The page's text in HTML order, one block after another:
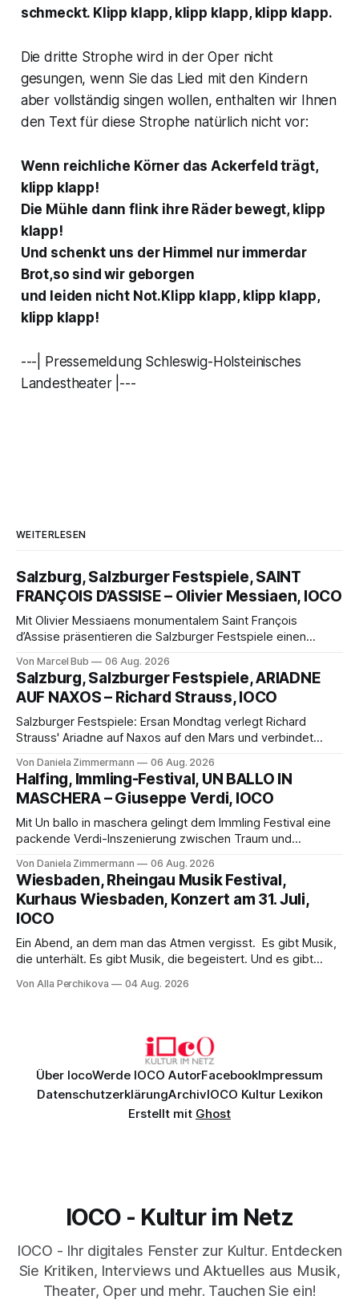
schmeckt. Klipp klapp, klipp klapp, klipp klapp.
Die dritte Strophe wird in der Oper nicht
gesungen, wenn Sie das Lied mit den Kindern
aber vollständig singen wollen, enthalten wir Ihnen
den Text für diese Strophe natürlich nicht vor:
Wenn reichliche Körner das Ackerfeld trägt,
klipp klapp!
Die Mühle dann flink ihre Räder bewegt, klipp
klapp!
Und schenkt uns der Himmel nur immerdar
Brot,so sind wir geborgen
und leiden nicht Not.Klipp klapp, klipp klapp,
klipp klapp!
---| Pressemeldung Schleswig-Holsteinisches
Landestheater |---
WEITERLESEN
Salzburg, Salzburger Festspiele, SAINT
FRANÇOIS D’ASSISE – Olivier Messiaen, IOCO
Mit Olivier Messiaens monumentalem Saint François
d’Assise präsentieren die Salzburger Festspiele einen
eine bildgewaltige Inszenierung, Maxime Pascal entfaltet
die komplexe Partitur eindrucksvoll, Philippe Sly berührt als
Franziskus.
Von Marcel Bub 06 Aug. 2026
Salzburg, Salzburger Festspiele, ARIADNE
AUF NAXOS – Richard Strauss, IOCO
Salzburger Festspiele: Ersan Mondtag verlegt Richard
Strauss' Ariadne auf Naxos auf den Mars und verbindet
Aufführung mit starken Solisten und den Wiener
Philharmonikern, szenisch bleibt der zweite Akt jedoch
hinter den Erwartungen zurück.
Von Daniela Zimmermann 06 Aug. 2026
Halfing, Immling-Festival, UN BALLO IN
MASCHERA – Giuseppe Verdi, IOCO
Mit Un ballo in maschera gelingt dem Immling Festival eine
packende Verdi-Inszenierung zwischen Traum und
psychologische Tiefe mit starken Bildern, getragen von
einem spielfreudigen Ensemble und einer musikalisch
überzeugenden Gesamtleistung.
Von Daniela Zimmermann 06 Aug. 2026
Wiesbaden, Rheingau Musik Festival,
Kurhaus Wiesbaden, Konzert am 31. Juli,
IOCO
Ein Abend, an dem man das Atmen vergisst. Es gibt Musik,
die unterhält. Es gibt Musik, die begeistert. Und es gibt
Genau so war der Abend im Kurhaus Wiesbaden, an dem
Von Alla Perchikova 04 Aug. 2026
Über IocoWerde IOCO AutorFacebookImpressum
DatenschutzerklärungArchivIOCO Kultur Lexikon
Erstellt mit Ghost
IOCO - Kultur im Netz
IOCO - Ihr digitales Fenster zur Kultur. Entdecken
Sie Kritiken, Interviews und Aktuelles aus Musik,
Theater, Oper und mehr. Tauchen Sie ein!